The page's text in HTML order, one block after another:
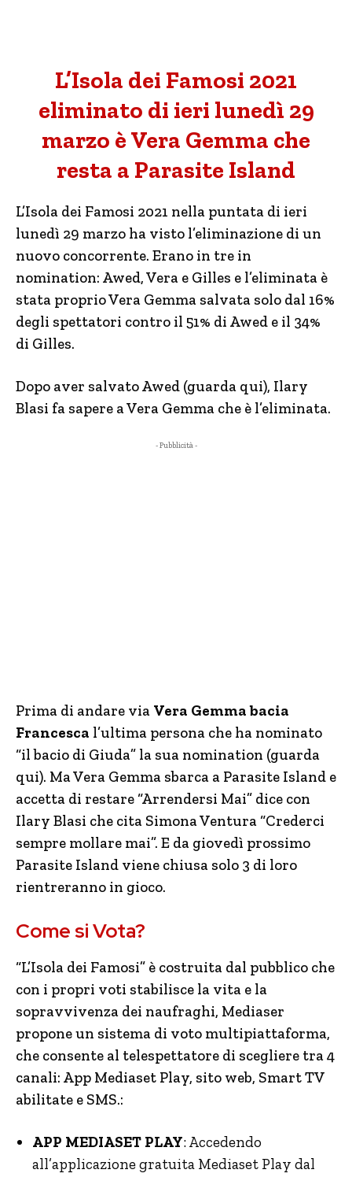
L’Isola dei Famosi 2021
eliminato di ieri lunedì 29
marzo è Vera Gemma che
resta a Parasite Island
L’Isola dei Famosi 2021 nella puntata di ieri
lunedì 29 marzo ha visto l’eliminazione di un
nuovo concorrente. Erano in tre in
nomination: Awed, Vera e Gilles e l’eliminata è
stata proprio Vera Gemma salvata solo dal 16%
degli spettatori contro il 51% di Awed e il 34%
di Gilles.
Dopo aver salvato Awed (guarda qui), Ilary
Blasi fa sapere a Vera Gemma che è l’eliminata.
- Pubblicità -
Prima di andare via Vera Gemma bacia
Francesca l’ultima persona che ha nominato
“il bacio di Giuda” la sua nomination (guarda
qui). Ma Vera Gemma sbarca a Parasite Island e
accetta di restare “Arrendersi Mai” dice con
Ilary Blasi che cita Simona Ventura “Crederci
sempre mollare mai”. E da giovedì prossimo
Parasite Island viene chiusa solo 3 di loro
rientreranno in gioco.
Come si Vota?
“L’Isola dei Famosi” è costruita dal pubblico che
con i propri voti stabilisce la vita e la
sopravvivenza dei naufraghi, Mediaser
propone un sistema di voto multipiattaforma,
che consente al telespettatore di scegliere tra 4
canali: App Mediaset Play, sito web, Smart TV
abilitate e SMS.:
APP MEDIASET PLAY: Accedendo
all’applicazione gratuita Mediaset Play dal